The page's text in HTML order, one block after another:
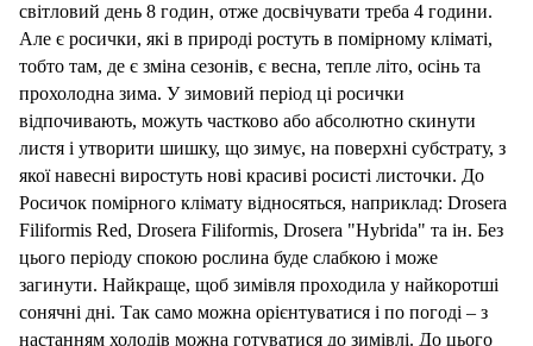
світловий день 8 годин, отже досвічувати треба 4 години.
Але є росички, які в природі ростуть в помірному кліматі,
тобто там, де є зміна сезонів, є весна, тепле літо, осінь та
прохолодна зима. У зимовий період ці росички
відпочивають, можуть частково або абсолютно скинути
листя і утворити шишку, що зимує, на поверхні субстрату, з
якої навесні виростуть нові красиві росисті листочки. До
Росичок помірного клімату відносяться, наприклад: Drosera
Filiformis Red, Drosera Filiformis, Drosera "Hybrida" та ін. Без
цього періоду спокою рослина буде слабкою і може
загинути. Найкраще, щоб зимівля проходила у найкоротші
сонячні дні. Так само можна орієнтуватися і по погоді – з
настанням холодів можна готуватися до зимівлі. До цього